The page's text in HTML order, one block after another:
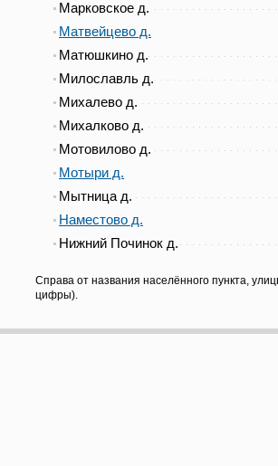
Марковское д.
Матвейцево д.
Матюшкино д.
Милославль д.
Михалево д.
Михалково д.
Мотовилово д.
Мотыри д.
Мытница д.
Наместово д.
Нижний Починок д.
Справа от названия населённого пункта,
цифры).